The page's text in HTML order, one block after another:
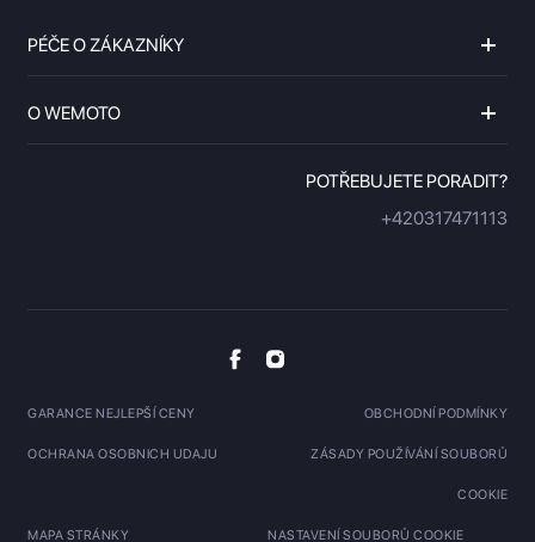
PÉČE O ZÁKAZNÍKY
O WEMOTO
POTŘEBUJETE PORADIT?
+420317471113
GARANCE NEJLEPŠÍ CENY OBCHODNÍ PODMÍNKY
OCHRANA OSOBNICH UDAJU ZÁSADY POUŽÍVÁNÍ SOUBORŮ
COOKIE
MAPA STRÁNKY NASTAVENÍ SOUBORŮ COOKIE